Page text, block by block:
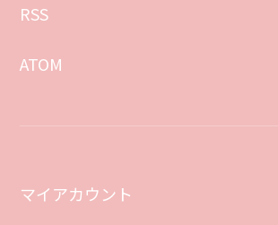
RSS
ATOM
マイアカウント